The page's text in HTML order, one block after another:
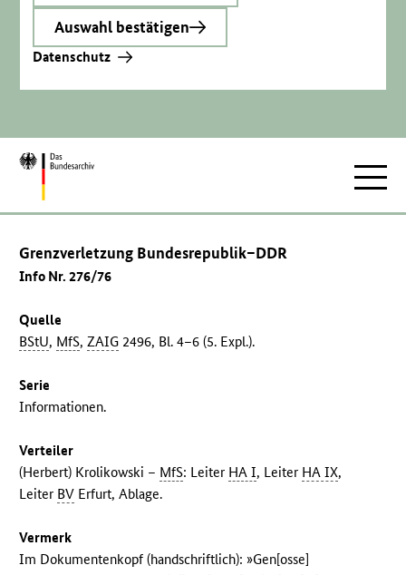
Auswahl bestätigen
Datenschutz
Zur
Grenzverletzung Bundesrepublik–DDR
Info Nr. 276/76
Quelle
BStU, MfS,ZAIG 2496, Bl. 4–6 (5. Expl.).
Serie
Informationen.
Verteiler
(Herbert) Krolikowski – MfS: Leiter HA I, Leiter HA IX,
Leiter BV Erfurt, Ablage.
Vermerk
Im Dokumentenkopf (handschriftlich): »Gen[osse]